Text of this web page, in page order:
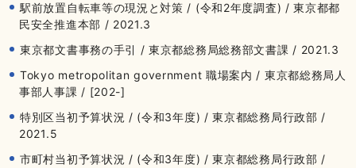
駅前放置自転車等の現況と対策 / (令和2年度調査) / 東京都都
民安全推進本部 / 2021.3
東京都文書事務の手引 / 東京都総務局総務部文書課 / 2021.3
Tokyo metropolitan government 職場案内 / 東京都総務局人
事部人事課 / [202-]
特別区当初予算状況 / (令和3年度) / 東京都総務局行政部 /
2021.5
市町村当初予算状況 / (令和3年度) / 東京都総務局行政部 /